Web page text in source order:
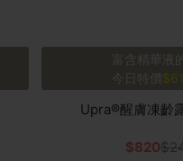
富含精華液
今日特價
Upra®醒膚凍齡
$820